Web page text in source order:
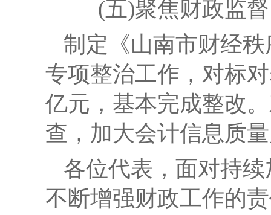
(五)聚焦财政监
制定《山南市财经
专项整治工作，对标
亿元，基本完成整改。
查，加大会计信息质
各位代表，面对持
不断增强财政工作的